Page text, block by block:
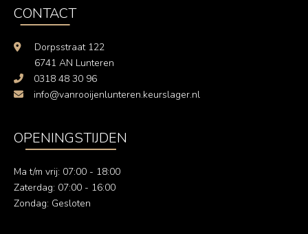
CONTACT
Dorpsstraat 122
6741 AN Lunteren
0318 48 30 96
info@vanrooijenlunteren.keurslager.nl
OPENINGSTIJDEN
Ma t/m vrij: 07:00 - 18:00
Zaterdag: 07:00 - 16:00
Zondag: Gesloten